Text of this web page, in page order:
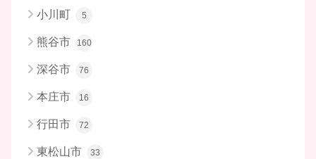
小川町 5
熊谷市 160
深谷市 76
本庄市 16
行田市 72
東松山市 33